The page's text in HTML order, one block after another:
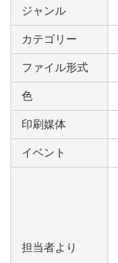
ジャンル
カテゴリー
ファイル形式
色
印刷媒体
イベント
担当者より